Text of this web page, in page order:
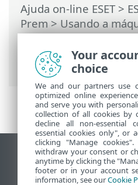
Ajuda on-line ESET>
Prem>Usando a
PROTECT>Console
máquina virtual ESET
senha do banco de
Ver site para desktop
End of Life
Your
choice
We and our partners use
optimized online
and serve you with
collection of all cookies by
decline all non-essential
essential cookies only", or
clicking "Manage
withdraw your consent or
anytime by clicking the
footer or in your account
information, see ourCookie